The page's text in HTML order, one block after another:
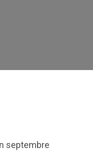
septembre